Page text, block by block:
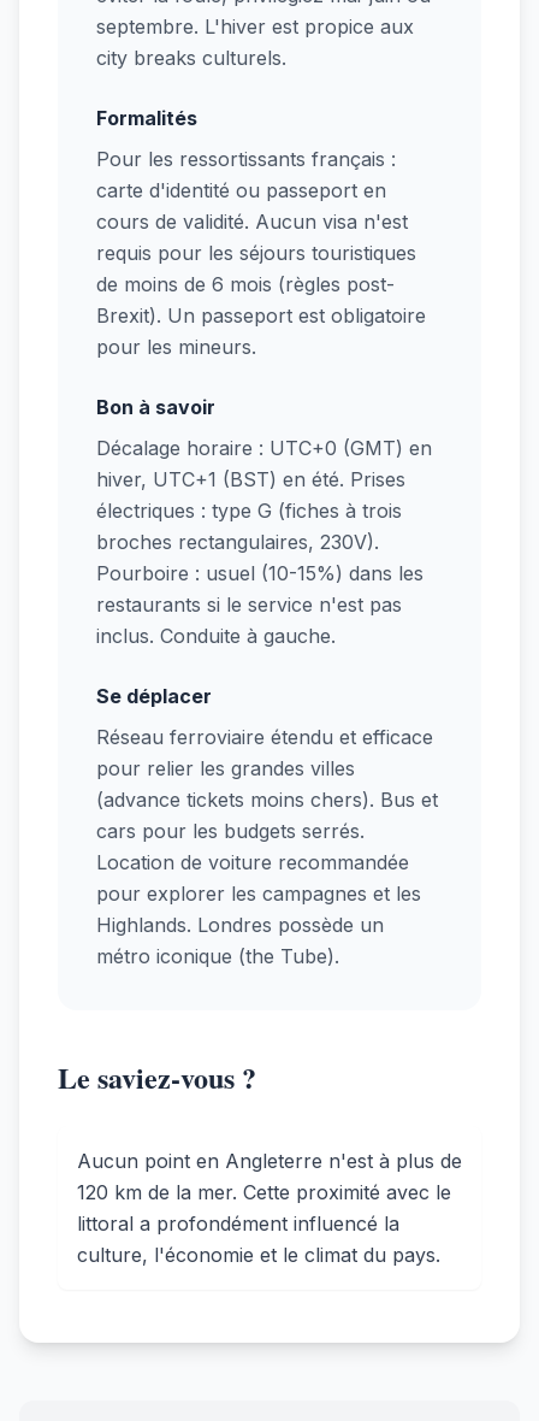
septembre. L'hiver est propice aux
city breaks culturels.
Formalités
Pour les ressortissants français :
carte d'identité ou passeport en
cours de validité. Aucun visa n'est
requis pour les séjours touristiques
de moins de 6 mois (règles post-
Brexit). Un passeport est obligatoire
pour les mineurs.
Bon à savoir
Décalage horaire : UTC+0 (GMT) en
hiver, UTC+1 (BST) en été. Prises
électriques : type G (fiches à trois
broches rectangulaires, 230V).
Pourboire : usuel (10-15%) dans les
restaurants si le service n'est pas
inclus. Conduite à gauche.
Se déplacer
Réseau ferroviaire étendu et efficace
pour relier les grandes villes
(advance tickets moins chers). Bus et
cars pour les budgets serrés.
Location de voiture recommandée
pour explorer les campagnes et les
Highlands. Londres possède un
métro iconique (the Tube).
Le saviez-vous ?
Aucun point en Angleterre n'est à plus de
120 km de la mer. Cette proximité avec le
littoral a profondément influencé la
culture, l'économie et le climat du pays.